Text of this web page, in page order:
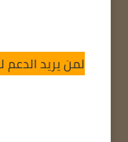
لمن يريد